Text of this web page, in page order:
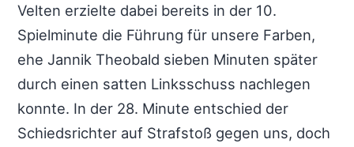
Velten erzielte dabei bereits in der 10.
Spielminute die Führung für unsere Farben,
ehe Jannik Theobald sieben Minuten später
durch einen satten Linksschuss nachlegen
konnte. In der 28. Minute entschied der
Schiedsrichter auf Strafstoß gegen uns, doch